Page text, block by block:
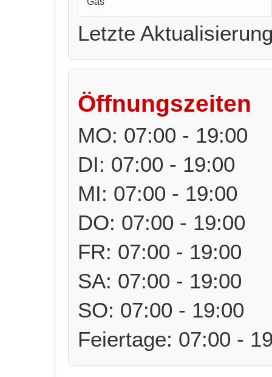
Letzte
Öffnungszeiten
MO: 07:00 - 19:00
DI: 07:00 - 19:00
MI: 07:00 - 19:00
DO: 07:00 - 19:00
FR: 07:00 - 19:00
SA: 07:00 - 19:00
SO: 07:00 - 19:00
Feiertage: 07:00 -